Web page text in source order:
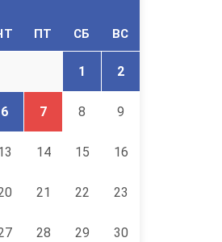
ПТ СБ ВС
1 2
6 7 8 9
14 15 16
21 22 23
28 29 30